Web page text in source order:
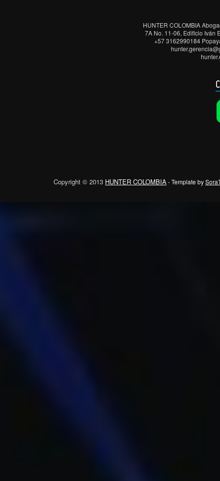
HUNTER COLOMBIA
7A No. 11-06, Edificio Iván
+57 3162990184
Copyright © 2013 HUNTER COLOMBIA- Template by